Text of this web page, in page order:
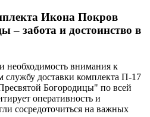
Икона Покров
– забота и достоинство в
необходимость внимания к
службу доставки комплекта П-17
Богородицы" по всей
оперативность и
сосредоточиться на важных